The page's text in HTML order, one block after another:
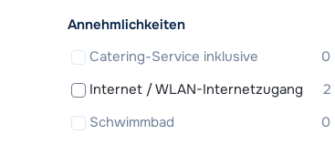
Annehmlichkeiten
Catering-Service inklusive
0
Internet / WLAN-Internetzugang
2
Schwimmbad
0